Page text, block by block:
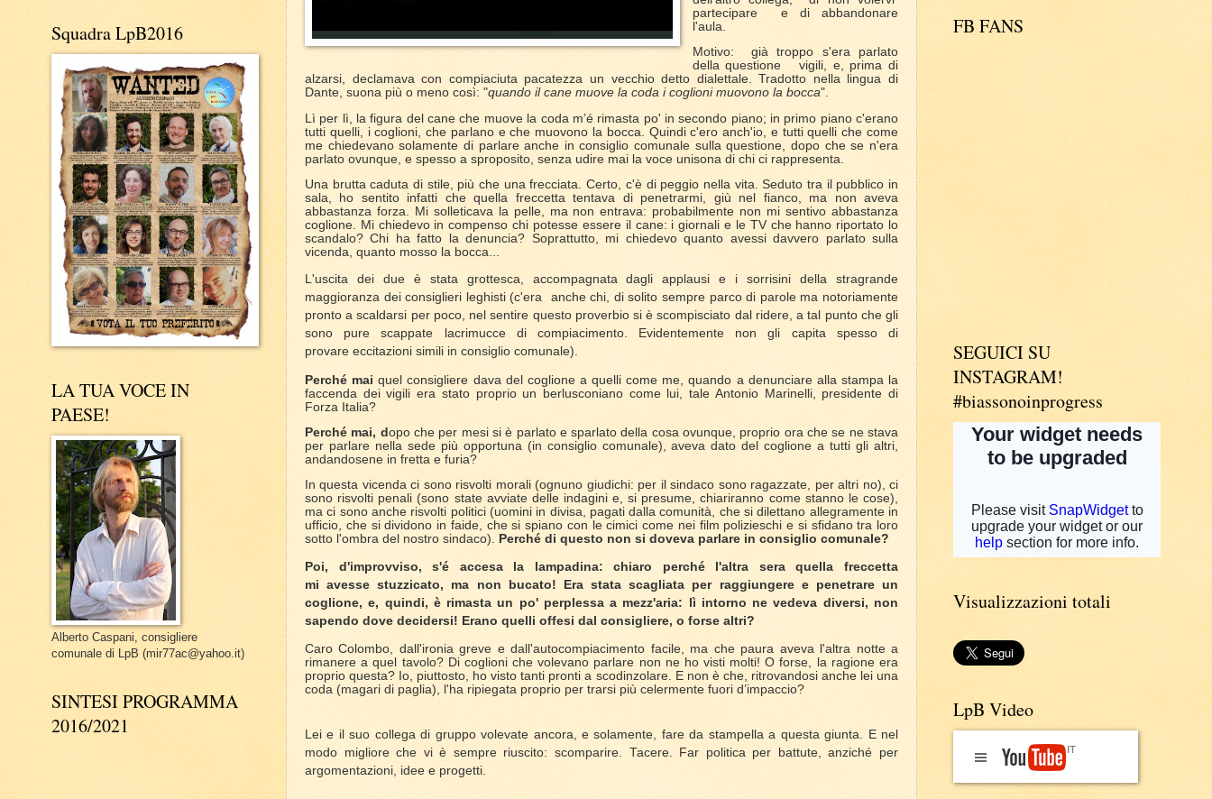
partecipare
e di abbandonare
l'aula.
Motivo:
già troppo s'era parlato
della questione
vigili, e, prima di
alzarsi, declamava con compiaciuta pacatezza un vecchio detto dialettale. Tradotto nella lingua di
Dante, suona più o meno così: "quando il cane muove la coda i coglioni muovono la bocca".
Lì per lì, la figura del cane che muove la coda m’é rimasta po' in secondo piano; in primo piano c'erano
tutti quelli, i coglioni, che parlano e che muovono la bocca. Quindi c'ero anch'io, e tutti quelli che come
me chiedevano solamente di parlare anche in consiglio comunale sulla questione, dopo che se n'era
parlato ovunque, e spesso a sproposito, senza udire mai la voce unisona di chi ci rappresenta.
Una brutta caduta di stile, più che una frecciata. Certo, c'è di peggio nella vita. Seduto tra il pubblico in
sala, ho sentito infatti che quella freccetta tentava di penetrarmi, giù nel fianco, ma non aveva
abbastanza forza. Mi solleticava la pelle, ma non entrava: probabilmente non mi sentivo abbastanza
coglione. Mi chiedevo in compenso chi potesse essere il cane: i giornali e le TV che hanno riportato lo
scandalo? Chi ha fatto la denuncia? Soprattutto, mi chiedevo quanto avessi davvero parlato sulla
vicenda, quanto mosso la bocca...
L'uscita dei due è stata grottesca, accompagnata dagli applausi e i sorrisini della stragrande
maggioranza dei consiglieri leghisti (c'era
anche chi, di solito sempre parco di parole ma notoriamente
pronto a scaldarsi per poco, nel sentire questo proverbio si è scompisciato dal ridere, a tal punto che gli
sono pure scappate lacrimucce di compiacimento. Evidentemente non gli capita spesso di
provare eccitazioni simili in consiglio comunale).
Perché maiquel consigliere dava del coglione a quelli come me, quando a denunciare alla stampa la
faccenda dei vigili era stato proprio un berlusconiano come lui, tale Antonio Marinelli, presidente di
Forza Italia?
Perché mai, d opo che per mesi si è parlato e sparlato della cosa ovunque, proprio ora che se ne stava
per parlare nella sede più opportuna (in consiglio comunale), aveva dato del coglione a tutti gli altri,
andandosene in fretta e furia?
In questa vicenda ci sono risvolti morali (ognuno giudichi: per il sindaco sono ragazzate, per altri no), ci
sono risvolti penali (sono state avviate delle indagini e, si presume, chiariranno come stanno le cose),
ma ci sono anche risvolti politici (uomini in divisa, pagati dalla comunità, che si dilettano allegramente in
ufficio, che si dividono in faide, che si spiano con le cimici come nei film polizieschi e si sfidano tra loro
sotto l'ombra del nostro sindaco). Perché di questo non si doveva parlare in consiglio comunale?
Poi, d'improvviso, s'é accesa la lampadina: chiaro perché l'altra sera quella freccetta
miavesse stuzzicato, ma non bucato! Era stata scagliata per raggiungere e penetrare un
coglione, e, quindi, è rimasta un po' perplessa a mezz'aria: lì intorno ne vedeva diversi, non
sapendo dove decidersi! Erano quelli offesi dal consigliere, o forse altri?
Caro Colombo, dall'ironia greve e dall'autocompiacimento facile,
ma che paura aveva l'altra notte a
rimanere a quel tavolo? Di coglioni che volevano parlare non ne ho visti molti! O forse, la ragione era
proprio questa? Io, piuttosto, ho visto tanti pronti a scodinzolare. E non è che, ritrovandosi anche lei una
coda (magari di paglia), l'ha ripiegata proprio per trarsi più celermente fuori d’impaccio?
Lei e il suo collega di gruppo volevate ancora, e solamente, fare da stampella a questa giunta. E nel
modo migliore che vi è sempre riuscito: scomparire. Tacere. Far politica per battute, anziché per
argomentazioni, idee e progetti.
Squadra LpB2016
LA TUA VOCE IN
PAESE!
Alberto Caspani, consigliere
comunale di LpB (mir77ac@yahoo.it)
SINTESI PROGRAMMA
2016/2021
FB FANS
SEGUICI SU
INSTAGRAM!
#biassonoinprogress
Visualizzazioni totali
LpB Video